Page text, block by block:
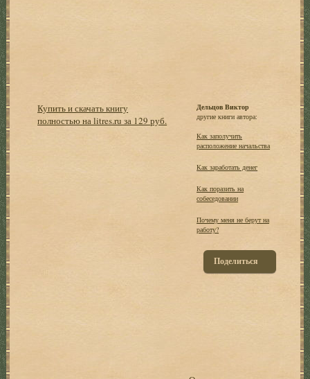
Купить и скачать книгу
полностью на litres.ru за 129 руб.
Дельцов Виктор
другие книги автора:
Как заполучить
расположение начальства
Как заработать денег
Как поразить на
собеседовании
Почему меня не берут на
работу?
Поделиться